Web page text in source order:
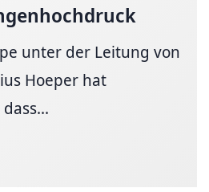
unter der Leitung von
Hoeper hat